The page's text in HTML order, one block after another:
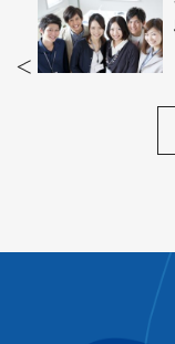
段階プロセスの